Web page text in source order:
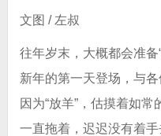
文图 / 左叔
往年岁末，大概都会准
新年的第一天登场，与
因为“放羊”，估摸着如
一直拖着，迟迟没有着手